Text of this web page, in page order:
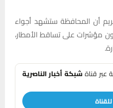
أن المحافظة ستشهد أجواء
مؤشرات على تساقط الأمطار،
عبر قناةشبكة أخبار الناصرية